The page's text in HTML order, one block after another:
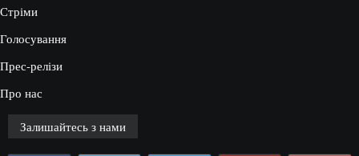
Стріми
Голосування
Прес-релізи
Про нас
Залишайтесь з нами